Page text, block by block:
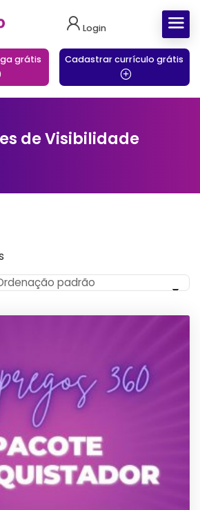
Login
grátis Cadastrar currículo grátis
de Visibilidade